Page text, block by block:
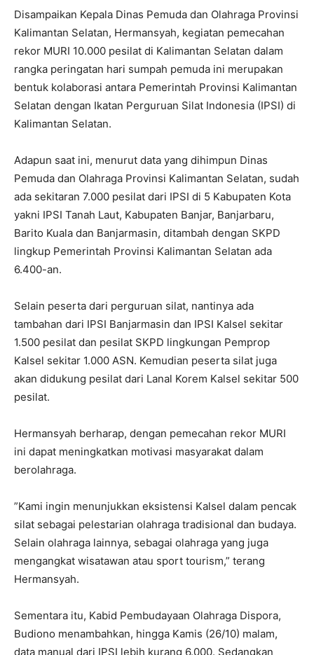
Disampaikan Kepala Dinas Pemuda dan Olahraga Provinsi
Kalimantan Selatan, Hermansyah, kegiatan pemecahan
rekor MURI 10.000 pesilat di Kalimantan Selatan dalam
rangka peringatan hari sumpah pemuda ini merupakan
bentuk kolaborasi antara Pemerintah Provinsi Kalimantan
Selatan dengan Ikatan Perguruan Silat Indonesia (IPSI) di
Kalimantan Selatan.
Adapun saat ini, menurut data yang dihimpun Dinas
Pemuda dan Olahraga Provinsi Kalimantan Selatan, sudah
ada sekitaran 7.000 pesilat dari IPSI di 5 Kabupaten Kota
yakni IPSI Tanah Laut, Kabupaten Banjar, Banjarbaru,
Barito Kuala dan Banjarmasin, ditambah dengan SKPD
lingkup Pemerintah Provinsi Kalimantan Selatan ada
6.400-an.
Selain peserta dari perguruan silat, nantinya ada
tambahan dari IPSI Banjarmasin dan IPSI Kalsel sekitar
1.500 pesilat dan pesilat SKPD lingkungan Pemprop
Kalsel sekitar 1.000 ASN. Kemudian peserta silat juga
akan didukung pesilat dari Lanal Korem Kalsel sekitar 500
pesilat.
Hermansyah berharap, dengan pemecahan rekor MURI
ini dapat meningkatkan motivasi masyarakat dalam
berolahraga.
”Kami ingin menunjukkan eksistensi Kalsel dalam pencak
silat sebagai pelestarian olahraga tradisional dan budaya.
Selain olahraga lainnya, sebagai olahraga yang juga
mengangkat wisatawan atau sport tourism,” terang
Hermansyah.
Sementara itu, Kabid Pembudayaan Olahraga Dispora,
Budiono menambahkan, hingga Kamis (26/10) malam,
data manual dari IPSI lebih kurang 6.000. Sedangkan